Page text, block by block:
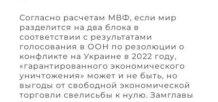
Согласно расчетам МВФ, если мир
разделится на два блока в
соответствии с результатами
голосования в ООН по резолюции о
конфликте на Украине в 2022 году,
«гарантированного экономического
уничтожения» может и не быть, но
выгоды от свободной экономической
торговли свелисьбы к нулю. Замглавы